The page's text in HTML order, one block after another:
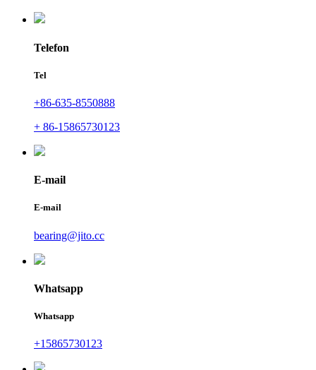
Telefon
Tel
+86-635-8550888
+ 86-15865730123
E-mail
E-mail
bearing@jito.cc
Whatsapp
Whatsapp
+15865730123